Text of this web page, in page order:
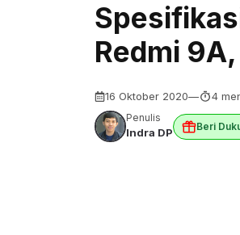
Redmi
16 Oktober 2020— 4
Penulis
Indra DP Beri